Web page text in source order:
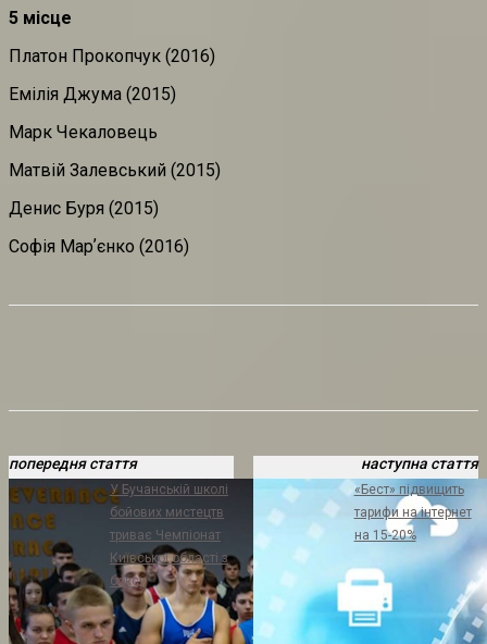
5 місце
Платон Прокопчук (2016)
Емілія Джума (2015)
Марк Чекаловець
Матвій Залевський (2015)
Денис Буря (2015)
Софія Марʼєнко (2016)
попередня стаття
У Бучанській школі
бойових мистецтв
триває Чемпіонат
Київської області з
боксу
наступна стаття
«Бест» підвищить
тарифи на інтернет
на 15-20%